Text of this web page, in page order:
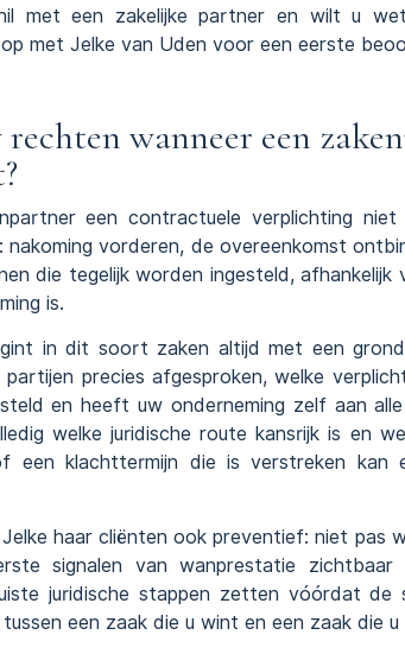
met een zakelijke partner en wilt u
met Jelke van Uden voor een eerste
wanneer een
een contractuele verplichting
nakoming vorderen, de overeenkomst
die tegelijk worden ingesteld,
is.
in dit soort zaken altijd met een
precies afgesproken, welke
en heeft uw onderneming zelf aan
welke juridische route kansrijk is en
een klachttermijn die is verstreken kan
haar cliënten ook preventief: niet pas
signalen van wanprestatie zichtbaar
juridische stappen zetten vóórdat
een zaak die u wint en een zaak die u